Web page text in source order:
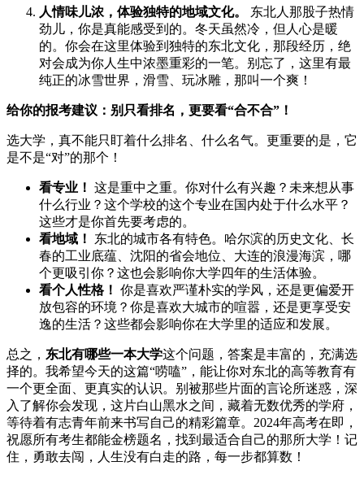
人情味儿浓，体验独特的地域文化。 东北人那股子热情
劲儿，你是真能感受到的。冬天虽然冷，但人心是暖
的。你会在这里体验到独特的东北文化，那段经历，绝
对会成为你人生中浓墨重彩的一笔。别忘了，这里有最
纯正的冰雪世界，滑雪、玩冰雕，那叫一个爽！
给你的报考建议：别只看排名，更要看“合不合”！
选大学，真不能只盯着什么排名、什么名气。更重要的是，它
是不是“对”的那个！
看专业！ 这是重中之重。你对什么有兴趣？未来想从事
什么行业？这个学校的这个专业在国内处于什么水平？
这些才是你首先要考虑的。
看地域！ 东北的城市各有特色。哈尔滨的历史文化、长
春的工业底蕴、沈阳的省会地位、大连的浪漫海滨，哪
个更吸引你？这也会影响你大学四年的生活体验。
看个人性格！ 你是喜欢严谨朴实的学风，还是更偏爱开
放包容的环境？你是喜欢大城市的喧嚣，还是更享受安
逸的生活？这些都会影响你在大学里的适应和发展。
总之， 东北有哪些一本大学这个问题，答案是丰富的，充满选
择的。我希望今天的这篇“唠嗑”，能让你对东北的高等教育有
一个更全面、更真实的认识。别被那些片面的言论所迷惑，深
入了解你会发现，这片白山黑水之间，藏着无数优秀的学府，
等待着有志青年前来书写自己的精彩篇章。2024年高考在即，
祝愿所有考生都能金榜题名，找到最适合自己的那所大学！记
住，勇敢去闯，人生没有白走的路，每一步都算数！